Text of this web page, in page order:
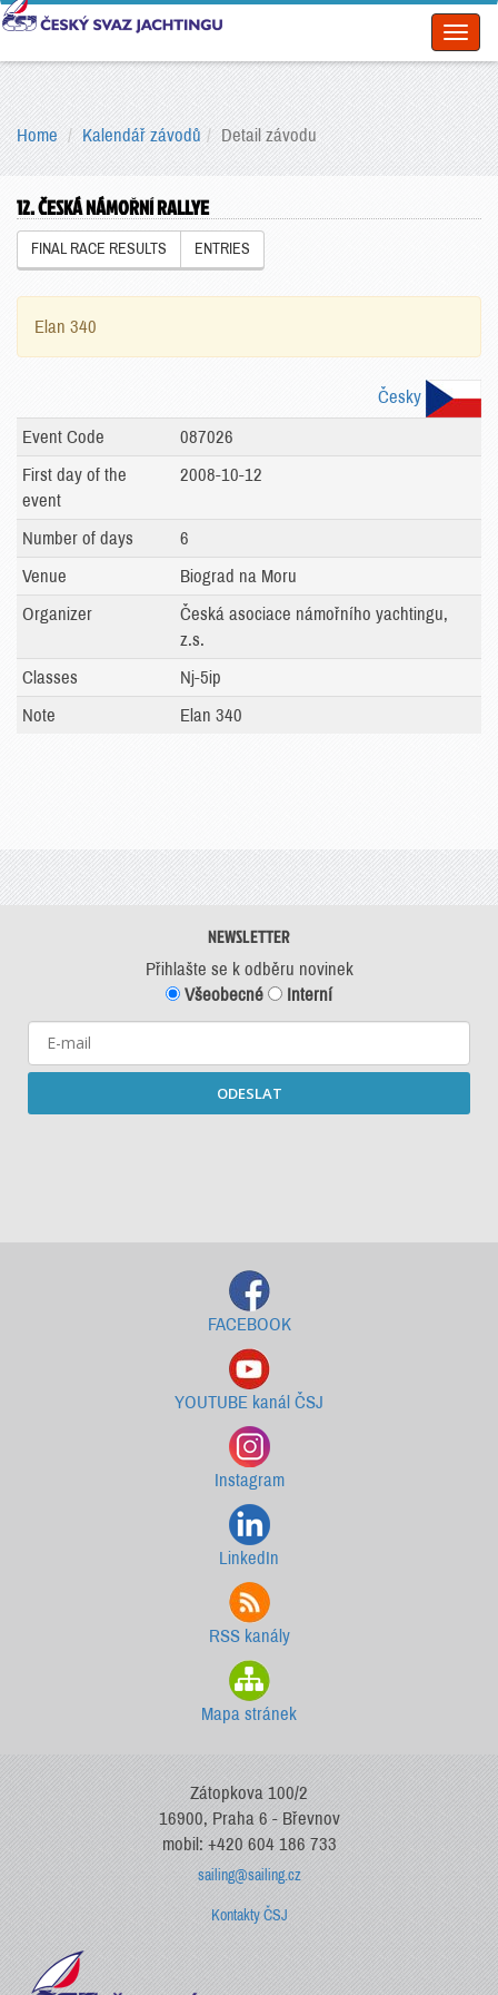
Home Kalendář závodů Detail závodu
12. ČESKÁ NÁMOŘNÍ RALLYE
FINAL RACE RESULTS ENTRIES
Elan 340
Česky
Event Code
087026
First day of the
event
2008-10-12
Number of days
6
Venue
Biograd na Moru
Organizer
Česká asociace námořního yachtingu,
z.s.
Classes
Nj-5ip
Note
Elan 340
NEWSLETTER
Přihlašte se k odběru novinek
Všeobecné
Interní
ODESLAT
FACEBOOK
YOUTUBE kanál ČSJ
Instagram
LinkedIn
RSS kanály
Mapa stránek
Zátopkova 100/2
16900, Praha 6 - Břevnov
mobil: +420 604 186 733
sailing@sailing.cz
Kontakty ČSJ